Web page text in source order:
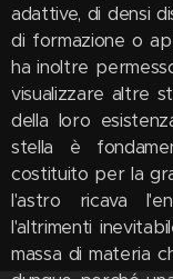
adattive, di densi
di formazione o
ha inoltre
visualizzare altre
della loro
stella è
costituito per la
l'astro ricava
l'altrimenti
massa di materia